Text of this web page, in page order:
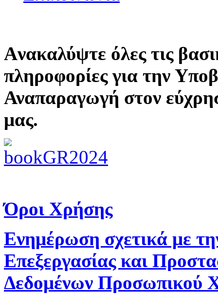
Aνακαλύψτε όλες τις
πληροφορίες για την
Αναπαραγωγή στον
μας.
Όροι Χρήσης
Ενημέρωση σχετικά με
Επεξεργασίας και
Δεδομένων Προσωπικού